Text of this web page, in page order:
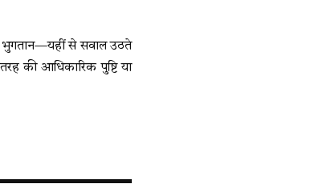
भुगतान—यहीं से सवाल उठते
की आधिकारिक पुष्टि या